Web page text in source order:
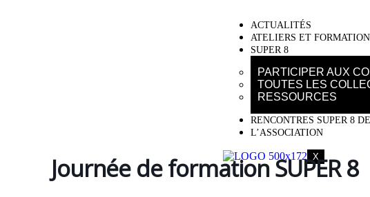
ACTUALITÉS
ATELIERS ET
SUPER 8
PARTICIPER AUX
TOUTES LES
RESSOURCES
RENCONTRES SUPER 8
L’ASSOCIATION
X
Journée de formation SUPER 8